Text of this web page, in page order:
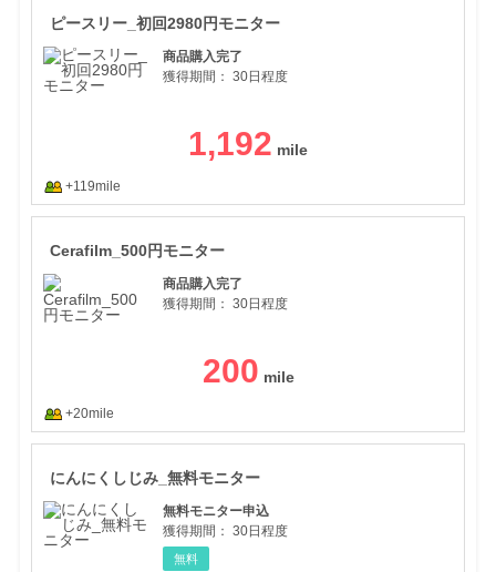
ピースリー_初回2980円モニター
商品購入完了
獲得期間： 30日程度
1,192
+119mile
Cerafilm_500円モニター
商品購入完了
獲得期間： 30日程度
200
+20mile
にんにくしじみ_無料モニター
無料モニター申込
獲得期間： 30日程度
無料